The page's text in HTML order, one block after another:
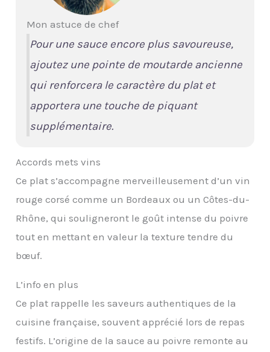
Mon astuce de chef
Pour une sauce encore plus savoureuse,
ajoutez une pointe de moutarde ancienne
qui renforcera le caractère du plat et
apportera une touche de piquant
supplémentaire.
Accords mets vins
Ce plat s’accompagne merveilleusement d’un vin
rouge corsé comme un Bordeaux ou un Côtes-du-
Rhône, qui souligneront le goût intense du poivre
tout en mettant en valeur la texture tendre du
bœuf.
L’info en plus
Ce plat rappelle les saveurs authentiques de la
cuisine française, souvent apprécié lors de repas
festifs. L’origine de la sauce au poivre remonte au